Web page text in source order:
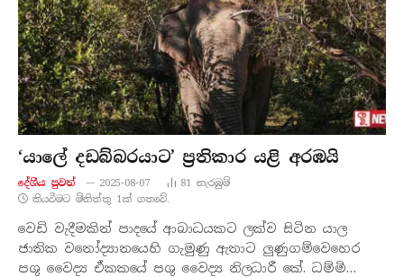
‘යාලේ දඩබ්බරයාට’ ප්‍රතිකාර යළි අරඹයි
දේශීය පුව​ත් 2025-08-07 81 නැරඹු​ම්
කියවීමට මිනිත්තු 1ක් ගතවේ.
වෙඩි වැදීමකින් පාදයේ ආබාධයකට ලක්ව සිටින යාල
ජාතික වනෝද්‍යානයෙහි ගැමුණු ඇතාට ලුණුගම්වෙහෙර
පශු වෛද්‍ය ඒකකයේ පශු වෛද්‍ය නිලධාරී කේ. ධම්මි…